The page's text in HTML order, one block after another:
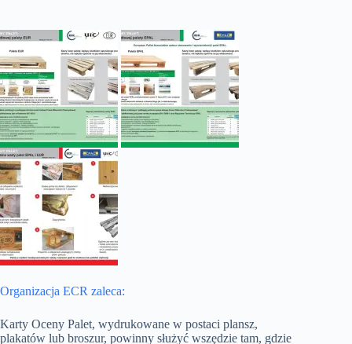
Organizacja ECR zaleca:
Karty Oceny Palet, wydrukowane w postaci plansz,
plakatów lub broszur, powinny służyć wszędzie tam, gdzie